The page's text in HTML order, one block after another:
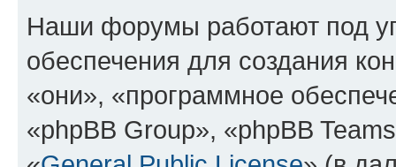
Наши форумы работают под
обеспечения для создания
«они», «программное
«phpBB Group», «phpBB